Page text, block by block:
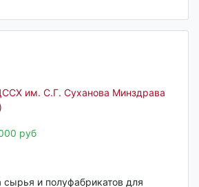
им. С.Г. Суханова Минздрава
руб
сырья и полуфабрикатов для